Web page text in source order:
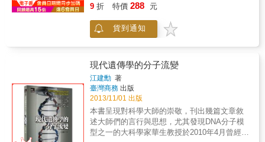
入的「美麗新世界」裡，遺傳學的知識絕對至
圖。它將告訴你： &bull;為什麼即使你已從童
年遭受霸凌的心理創傷中康復，你的基因卻仍
可能留下終身疤痕？ &bull;果糖讓水果嚐起來
甜蜜可口，但為何只要你擁有某種基因，攝取
蔬果就等於為自己買下一張通往驗屍官辦公室
的單程票？ &bull;為什麼吞下最常見的止痛藥
相當於反覆為自己施打嗎啡──如果你有某種特
定基因組合的話？ &bull;保險公司如何合法運
用你的遺傳資料，來預測你和你的兒女有多大
的失能風險，以及這點如何影響他們提供給你
的承保範圍？ &bull;如何與醫生進行這輩子最
始，人類便從有益生物轉變成有害生物，所謂
的人類文明對於地球的生態環境來說，是一種
惡性度很高的癌症。 & 從地球的角度，既然無
少人類的數量。 & &diams;小小的細菌曾使無
數士兵死於無法控制的傷口感染。 一次咽喉
炎，也會讓人命喪黃泉。 &diams;細菌、病毒
殺人於無形，人類只能束手就擒？ 面對它們的
入侵，人類展開絕地反攻&hellip;&hellip; & 從
一萬年前開始它們成了人類的敵人。 & 細菌對
於地球來說不僅是無害的，而且是必不可少
的。細菌幫助自然界完成了生態循環，地球才
9 折 特價 288 元
貨到通知
現代遺傳學的分子流變
江建勳 著
臺灣商務 出版
2013/11/01 出版
本書呈現對科學大師的崇敬，刊出幾篇文章敘
述大師們的言行與思想，尤其發現DNA分子模
型之一的大科學家華生教授於2010年4月曾經來